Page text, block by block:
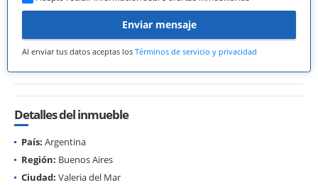
Enviar mensaje
Al enviar tus datos aceptas los Términos de servicio y privacidad
Detalles del inmueble
País: Argentina
Región: Buenos Aires
Ciudad: Valeria del Mar